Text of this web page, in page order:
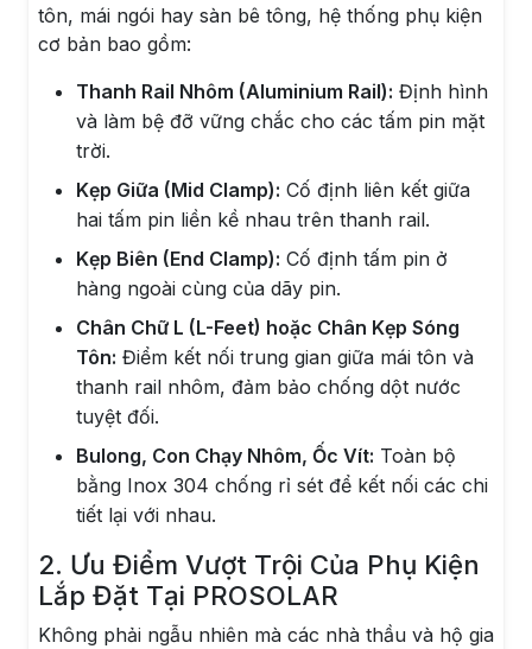
tôn, mái ngói hay sàn bê tông, hệ thống phụ kiện
cơ bản bao gồm:
Thanh Rail Nhôm (Aluminium Rail): Định hình
và làm bệ đỡ vững chắc cho các tấm pin mặt
trời.
Kẹp Giữa (Mid Clamp): Cố định liên kết giữa
hai tấm pin liền kề nhau trên thanh rail.
Kẹp Biên (End Clamp): Cố định tấm pin ở
hàng ngoài cùng của dãy pin.
Chân Chữ L (L-Feet) hoặc Chân Kẹp Sóng
Tôn: Điểm kết nối trung gian giữa mái tôn và
thanh rail nhôm, đảm bảo chống dột nước
tuyệt đối.
Bulong, Con Chạy Nhôm, Ốc Vít: Toàn bộ
bằng Inox 304 chống rỉ sét để kết nối các chi
tiết lại với nhau.
2. Ưu Điểm Vượt Trội Của Phụ Kiện
Lắp Đặt Tại PROSOLAR
Không phải ngẫu nhiên mà các nhà thầu và hộ gia